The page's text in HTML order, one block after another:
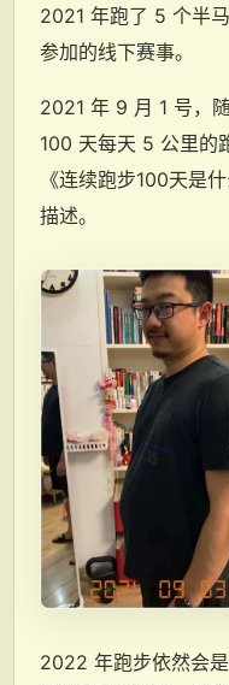
2021 年跑了 5 个半
参加的线下赛事。
2021 年 9 月 1 号，
100 天每天 5 公里的
《连续跑步100天是
描述。
2022 年跑步依然会